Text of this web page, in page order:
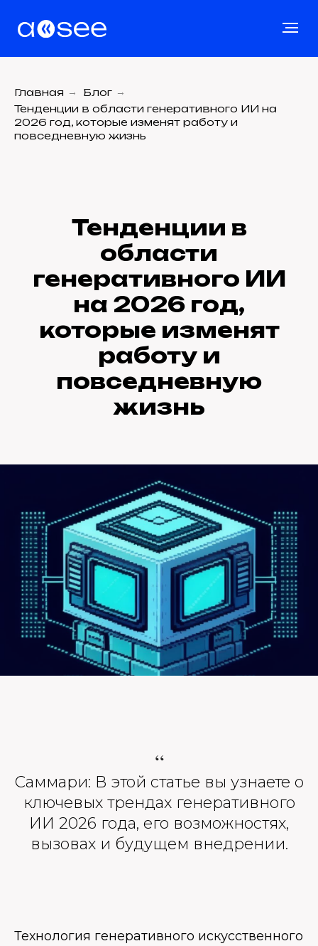
Главная → Блог →
Тенденции в области генеративного ИИ на
2026 год, которые изменят работу и
повседневную жизнь
Тенденции в
области
генеративного ИИ
на 2026 год,
которые изменят
работу и
повседневную
жизнь
“
Саммари: В этой статье вы узнаете о
ключевых трендах генеративного
ИИ 2026 года, его возможностях,
вызовах и будущем внедрении.
Технология генеративного искусственного